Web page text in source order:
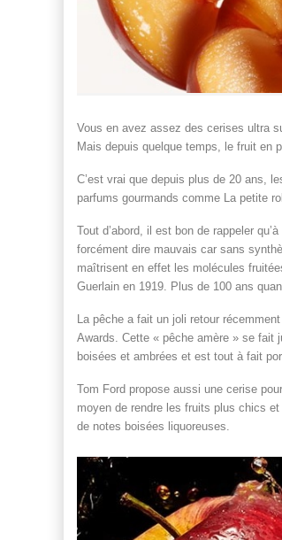
Vous en avez assez des cerises ultra
Mais depuis quelque temps, le fruit en
C’est vrai que depuis plus de 20 ans,
parfums gourmands comme La petite
Tout d’abord, il est bon de rappeler
forcément dire mauvais car sans
maîtrisent en effet les molécules
Guerlain en 1919. Plus de 100 ans
La pêche a fait un joli retour
Awards. Cette « pêche amère » se fait
boisées et ambrées et est tout à fait
Tom Ford propose aussi une cerise
moyen de rendre les fruits plus chics
de notes boisées liquoreuses.